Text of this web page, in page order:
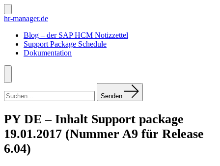
Zum
Inhalt
Suche
ein-/ausblenden
hr-manager.de
Blog – der SAP HCM Notizzettel
Support Package Schedule
Dokumentation
Menü
nach:
Senden
PY DE – Inhalt Support package
19.01.2017 (Nummer A9 für Release
6.04)